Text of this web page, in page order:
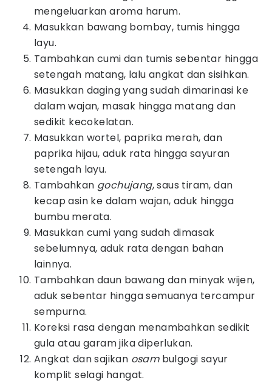
mengeluarkan aroma harum.
Masukkan bawang bombay, tumis hingga
layu.
Tambahkan cumi dan tumis sebentar hingga
setengah matang, lalu angkat dan sisihkan.
Masukkan daging yang sudah dimarinasi ke
dalam wajan, masak hingga matang dan
sedikit kecokelatan.
Masukkan wortel, paprika merah, dan
paprika hijau, aduk rata hingga sayuran
setengah layu.
Tambahkan gochujang, saus tiram, dan
kecap asin ke dalam wajan, aduk hingga
bumbu merata.
Masukkan cumi yang sudah dimasak
sebelumnya, aduk rata dengan bahan
lainnya.
Tambahkan daun bawang dan minyak wijen,
aduk sebentar hingga semuanya tercampur
sempurna.
Koreksi rasa dengan menambahkan sedikit
gula atau garam jika diperlukan.
Angkat dan sajikan osambulgogi sayur
komplit selagi hangat.